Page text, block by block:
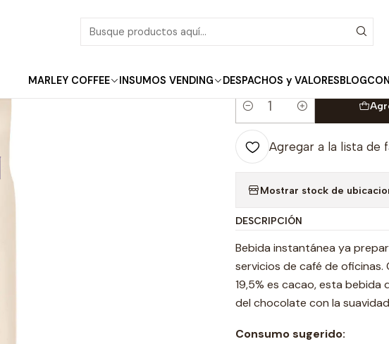
MARLEY COFFEE INSUMOS VENDING DESPACHOS y VALORESBLOG
Inicio Instantaneo Chocolate VH12 1Kg
Chocolate VH12
Cantidad
Agregar a la lista de
Mostrar stock de
DESCRIPCIÓN
Bebida instantánea ya
servicios de café de oficinas.
19,5% es cacao, esta
del chocolate con la
Consumo sugerido: